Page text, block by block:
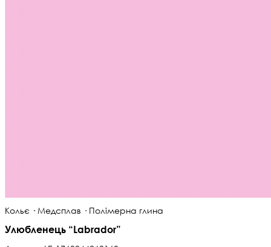
Кольє · Медсплав · Полімерна глина
Улюбленець “Labrador”